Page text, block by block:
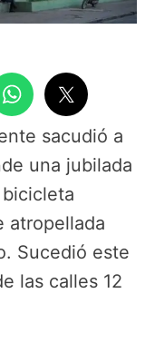
sacudió a
una jubilada
atropellada
Sucedió este
las calles 12